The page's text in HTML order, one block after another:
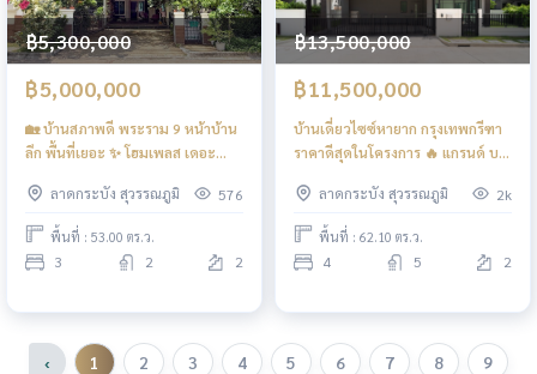
฿5,300,000
฿5,000,000
🏡 บ้านสภาพดี พระราม 9 หน้าบ้าน
ลึก พื้นที่เยอะ ✨ โฮมเพลส เดอะ
นอน (ขาย), Home Place The
Park Wongwan - Rama 9 / 3
Bedrooms (FOR SALE) AA348
ลาดกระบัง สุวรรณภูมิ 576
พื้นที่ : 53.00 ตร.ว.
3 2 2
฿13,500,000
฿11,500,000
บ้านเดี่ยวไซซ์หายาก กรุงเทพกรีฑา
ราคาดีสุดในโครงการ 🔥 แกรนด์ บริ
4 ห้องนอน (ขาย), Grand Britania
Rama 9 - Krungthep Kreetha / 4
Bedrooms (FOR SALE) AA426
ลาดกระบัง สุวรรณภูมิ 2k
พื้นที่ : 62.10 ตร.ว.
4 5 2
‹ 1 2 3 4 5 6 7 8
9